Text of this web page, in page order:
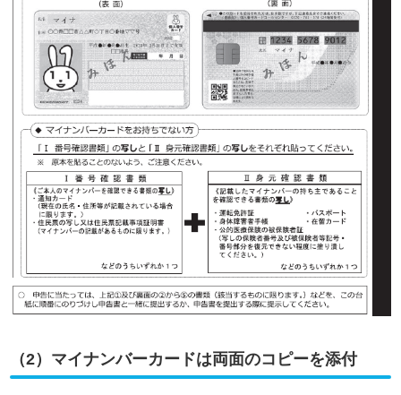
（2）マイナンバーカードは両面のコピーを添付